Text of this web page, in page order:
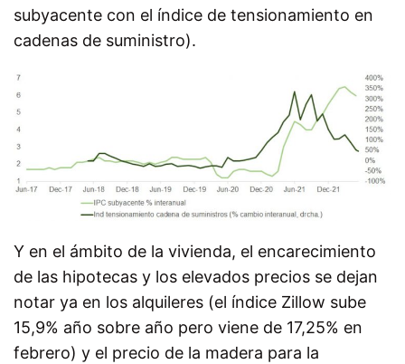
subyacente con el índice de tensionamiento en
cadenas de suministro).
Y en el ámbito de la vivienda, el encarecimiento
de las hipotecas y los elevados precios se dejan
notar ya en los alquileres (el índice Zillow sube
15,9% año sobre año pero viene de 17,25% en
febrero) y el precio de la madera para la